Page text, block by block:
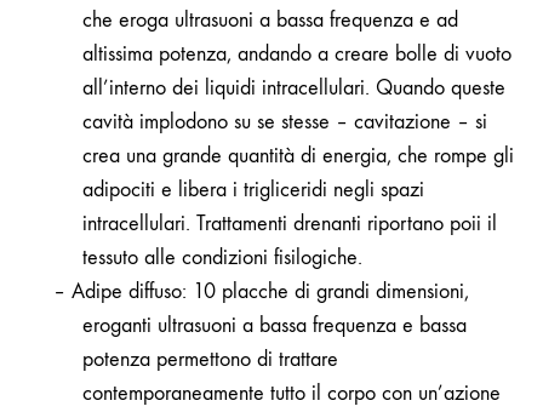
che eroga ultrasuoni a bassa frequenza e ad
altissima potenza, andando a creare bolle di vuoto
all’interno dei liquidi intracellulari. Quando queste
cavità implodono su se stesse – cavitazione – si
crea una grande quantità di energia, che rompe gli
adipociti e libera i trigliceridi negli spazi
intracellulari. Trattamenti drenanti riportano poii il
tessuto alle condizioni fisilogiche.
– Adipe diffuso: 10 placche di grandi dimensioni,
eroganti ultrasuoni a bassa frequenza e bassa
potenza permettono di trattare
contemporaneamente tutto il corpo con un’azione